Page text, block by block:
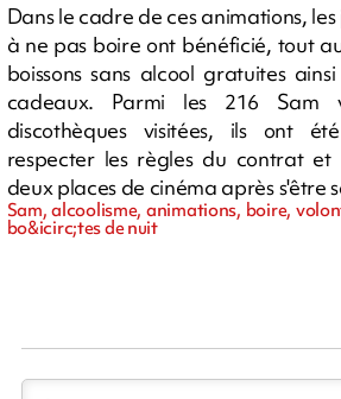
Dans le cadre de ces animations,
à ne pas boire ont bénéficié, tout
boissons sans alcool gratuites
cadeaux. Parmi les 216 Sam
discothèques visitées, ils ont
respecter les règles du contrat
deux places de cinéma après s'être
Sam, alcoolisme, animations, boire,
bo&icirc;tes de nuit